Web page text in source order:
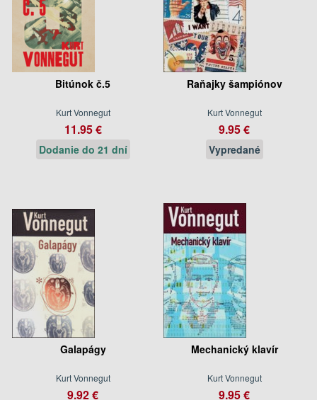
Bitúnok č.5
Kurt Vonnegut
11.95 €
Dodanie do 21 dní
Raňajky šampiónov
Kurt Vonnegut
9.95 €
Vypredané
Galapágy
Kurt Vonnegut
9.92 €
Mechanický klavír
Kurt Vonnegut
9.95 €